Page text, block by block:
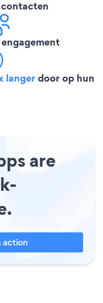
langerdoor op hun
are
action